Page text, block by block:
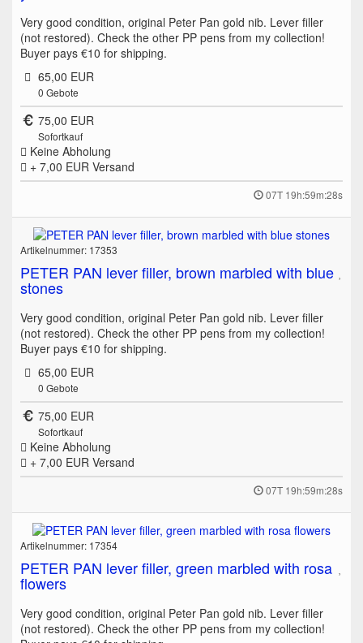
Very good condition, original Peter Pan gold nib. Lever filler
(not restored). Check the other PP pens from my collection!
Buyer pays €10 for shipping.
65,00 EUR
0 Gebote
75,00 EUR
Sofortkauf
Keine Abholung
+ 7,00 EUR Versand
07T 19h:59m:28s
Artikelnummer: 17353
PETER PAN lever filler, brown marbled with blue
stones
Very good condition, original Peter Pan gold nib. Lever filler
(not restored). Check the other PP pens from my collection!
Buyer pays €10 for shipping.
65,00 EUR
0 Gebote
75,00 EUR
Sofortkauf
Keine Abholung
+ 7,00 EUR Versand
07T 19h:59m:28s
Artikelnummer: 17354
PETER PAN lever filler, green marbled with rosa
flowers
Very good condition, original Peter Pan gold nib. Lever filler
(not restored). Check the other PP pens from my collection!